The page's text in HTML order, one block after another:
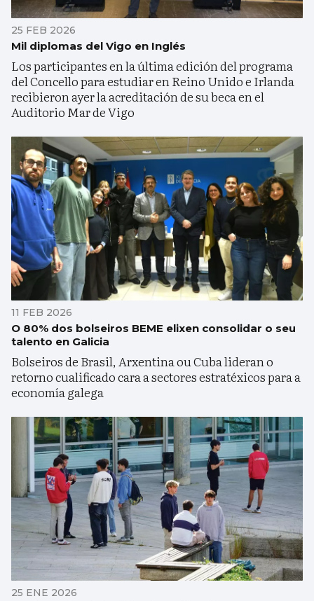
25 FEB 2026
Mil diplomas del Vigo en Inglés
Los participantes en la última edición del programa
del Concello para estudiar en Reino Unido e Irlanda
recibieron ayer la acreditación de su beca en el
Auditorio Mar de Vigo
11 FEB 2026
O 80% dos bolseiros BEME elixen consolidar o seu
talento en Galicia
Bolseiros de Brasil, Arxentina ou Cuba lideran o
retorno cualificado cara a sectores estratéxicos para a
economía galega
25 ENE 2026